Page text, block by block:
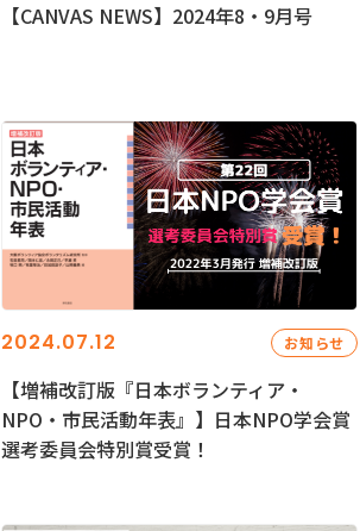
【CANVAS NEWS】2024年8・9月号
2024.07.12 お知らせ
【増補改訂版『日本ボランティア・
NPO・市民活動年表』】日本NPO学会賞
選考委員会特別賞受賞！